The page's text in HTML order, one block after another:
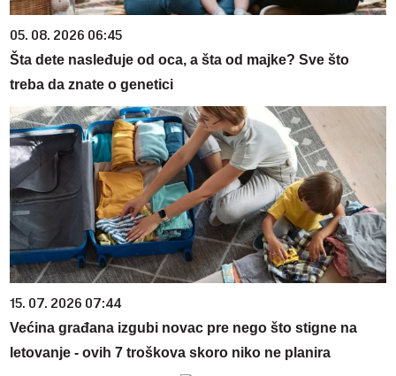
05. 08. 2026 06:45
Šta dete nasleđuje od oca, a šta od majke? Sve što
treba da znate o genetici
15. 07. 2026 07:44
Većina građana izgubi novac pre nego što stigne na
letovanje - ovih 7 troškova skoro niko ne planira